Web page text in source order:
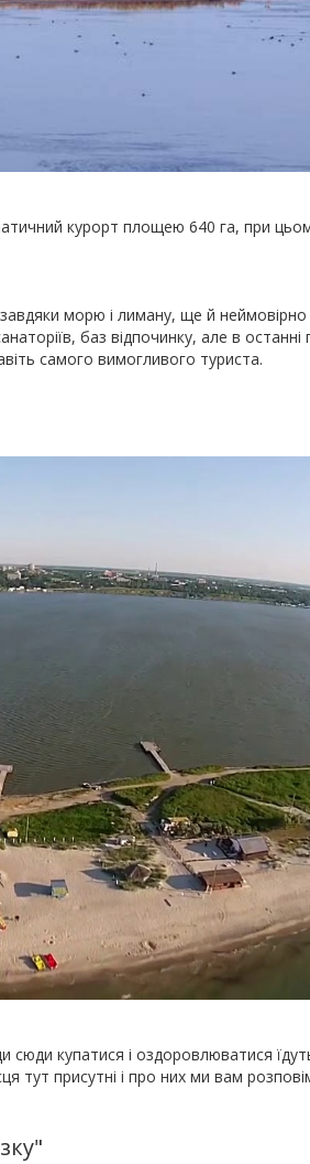
курорт площею 640 га, при
морю і лиману, ще й
баз відпочинку, але в останні
самого вимогливого туриста.
сюди купатися і оздоровлюватися
тут присутні і про них ми вам